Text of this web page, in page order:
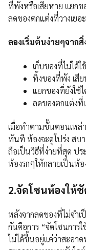
ที่พังหรือเสียหาย แยก
ลดของตกแต่งที่วางเย
ลองเริ่มต้นง่ายๆจากสิ่
เก็บของที่ไม่ได้
ทิ้งของที่พัง เสี
แยกของที่ยังใช้
ลดของตกแต่งที่
เมื่อทำตามขั้นตอนเหล่
ทันที ห้องจะดูโปร่ง สบ
ถือเป็นวิธีที่ง่ายที่สุด ปร
ห้องรกๆให้กลายเป็นห้
2.จัดโซนห้องให้
หลังจากลดของที่ไม่จ
กันคือการ “จัดโซนการ
ไม่ได้ขึ้นอยู่แค่ว่าสะอา